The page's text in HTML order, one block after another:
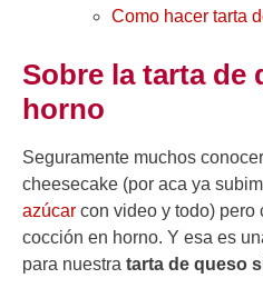
Como hacer tarta
Sobre la tarta de
horno
Seguramente muchos
cheesecake (por aca ya
azúcar con video y todo) pero
cocción en horno. Y esa es
para nuestra tarta de queso